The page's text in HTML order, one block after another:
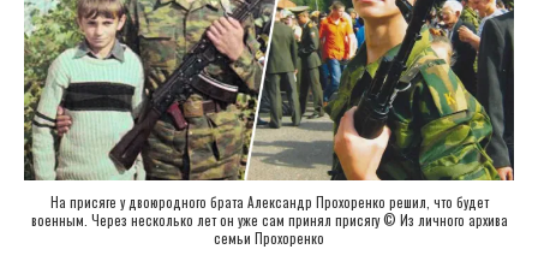
На присяге у двоюродного брата Александр Прохоренко решил, что будет
военным. Через несколько лет он уже сам принял присягу © Из личного архива
семьи Прохоренко